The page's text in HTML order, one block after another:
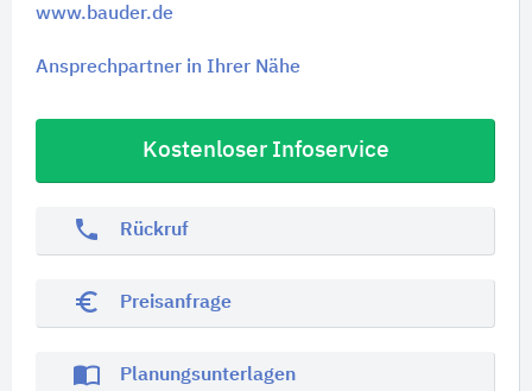
www.bauder.de
Ansprechpartner in Ihrer Nähe
Kostenloser Infoservice
phone Rückruf
euro_symbol Preisanfrage
import_contacts Planungsunterlagen